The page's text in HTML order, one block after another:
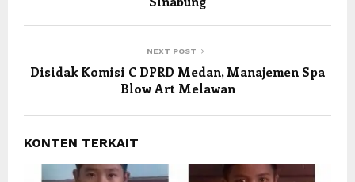
NEXT POST
Disidak Komisi C DPRD Medan, Manajemen Spa
Blow Art Melawan
KONTEN TERKAIT